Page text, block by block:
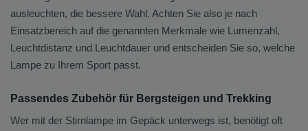
ausleuchten, die bessere Wahl. Achten Sie also je nach
Einsatzbereich auf die genannten Merkmale wie Lumenzahl,
Leuchtdistanz und Leuchtdauer und entscheiden Sie so, welche
Lampe zu Ihrem Sport passt.
Passendes Zubehör für Bergsteigen und Trekking
Wer mit der Stirnlampe im Gepäck unterwegs ist, benötigt oft